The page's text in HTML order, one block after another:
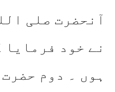
آنحضرت صلی
نے خود فرمایا
ہوں ۔ دوم